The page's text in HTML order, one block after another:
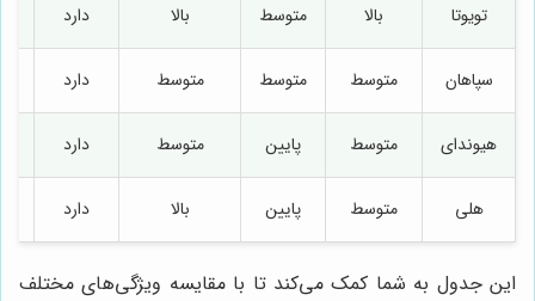
تویوتا بالا متوسط بالا دارد
سپاهان متوسط متوسط متوسط دارد
هیوندای متوسط پایین متوسط دارد
هلی متوسط پایین بالا دارد
این جدول به شما کمک می‌کند تا با مقایسه ویژگی‌های مختلف